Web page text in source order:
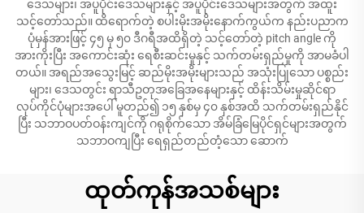
ဒေသများ၊ အပူပိုင်းဒေသများနှင့် အပူပိုင်းဒေသများအတွက် အထူး
သင့်တော်သည်။ ထိရောက်တဲ့ စပါးမိုးအမိုးနောက်ကွယ်က နည်းပညာက
ပုံမှန်အားဖြင့် ၄၅ မှ ၅၀ ဒီဂရီအထိရှိတဲ့ သင့်တော်တဲ့ pitch angle ကို
အားကိုးပြီး အကောင်းဆုံး ရေစီးဆင်းမှုနှင့် သက်တမ်းရှည်မှုကို အာမခံပါ
တယ်။ အရည်အသွေးမြင့် ဆည်မိုးအမိုးများသည် အသုံးပြုသော ပစ္စည်း
များ၊ ဒေသတွင်း ရာသီဥတုအခြေအနေများနှင့် ထိန်းသိမ်းမှုဆိုင်ရာ
လုပ်ကိုင်ပုံများအပေါ် မူတည်၍ ၁၅ နှစ်မှ ၄၀ နှစ်အထိ သက်တမ်းရှည်နိုင်
ပြီး သဘာဝပတ်ဝန်းကျင်ကို ဂရုစိုက်သော အိမ်ခြံမြေပိုင်ရှင်များအတွက်
သဘာဝကျပြီး ရေရှည်တည်တံ့သော ဆောက်
ထုတ်ကုန်အသစ်များ